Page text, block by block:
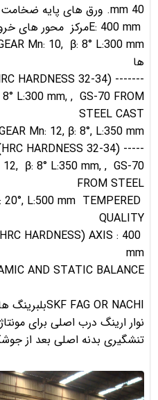
40 mm. ورق های پایه ضخامت
ها
------- (32-34 HRC HARDNESS)
L:300 mm, , GS-70 FROM
STEEL CAST
Mn: 12, β: 8°, L:350 mm
----- (32-34 HRC HARDNESS)
β: 8° L:350 mm, , GS-70
FROM STEEL
20°, L:500 mm TEMPERED
QUALITY
HARDNESS) AXIS : 400
mm
SKF FAG OR NACHIبلبرینگ ها
نوار ارینگ درب اصلی برای
تنشگیری بدنه اصلی بعد از جوشکاری در 750